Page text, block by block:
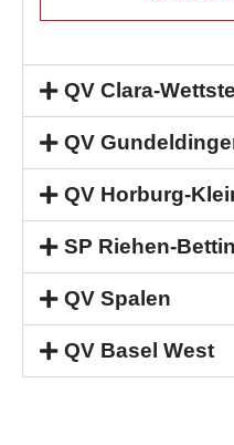
QV Clara-
QV
QV Horburg-
SP Riehen-
QV Spalen
QV Basel West